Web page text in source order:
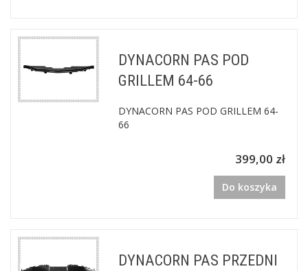
DYNACORN PAS POD
GRILLEM 64-66
DYNACORN PAS POD GRILLEM 64-
66
399,00 zł
Do koszyka
DYNACORN PAS PRZEDNI